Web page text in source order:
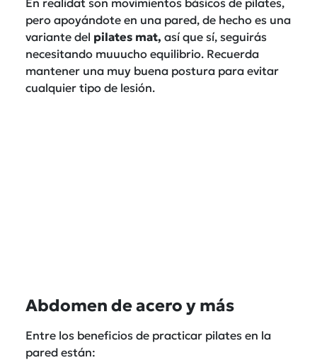
pero apoyándote en una pared, de hecho es una
variante del pilates mat, así que sí, seguirás
necesitando muuucho equilibrio. Recuerda
mantener una muy buena postura para evitar
cualquier tipo de lesión.
Abdomen de acero y más
Entre los beneficios de practicar pilates en la
pared están: